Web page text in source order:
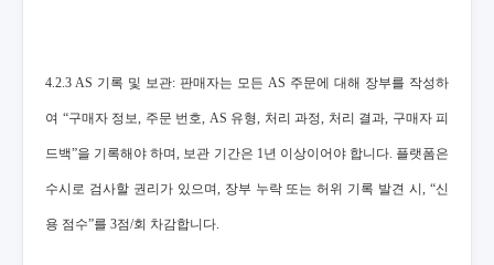
4.2.3 AS 기록 및 보관: 판매자는 모든 AS 주문에 대해 장부를 작성하
여 “구매자 정보, 주문 번호, AS 유형, 처리 과정, 처리 결과, 구매자 피
드백”을 기록해야 하며, 보관 기간은 1년 이상이어야 합니다. 플랫폼은
수시로 검사할 권리가 있으며, 장부 누락 또는 허위 기록 발견 시, “신
용 점수”를 3점/회 차감합니다.